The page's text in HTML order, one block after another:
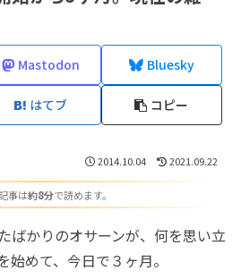
Mastodon Bluesky
はてブ コピー
2014.10.04 2021.09.22
事は約8分で読めます。
ばかりのオサーンが、何を思い立
めて、今日で３ヶ月。